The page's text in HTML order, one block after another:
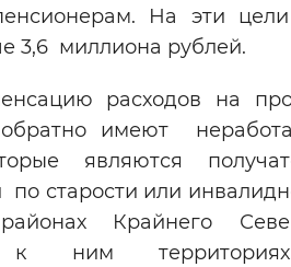
Синий фон
Выключены
Остановить
На эти
3,6 миллиона рублей.
расходов на
имеют
являются
по старости или
Крайнего
к ним